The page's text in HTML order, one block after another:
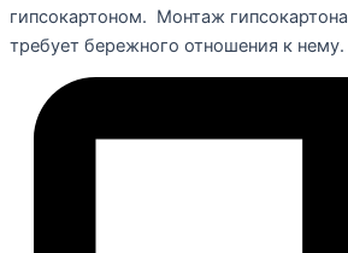
гипсокартоном. Монтаж
требует бережного отношения к нему.